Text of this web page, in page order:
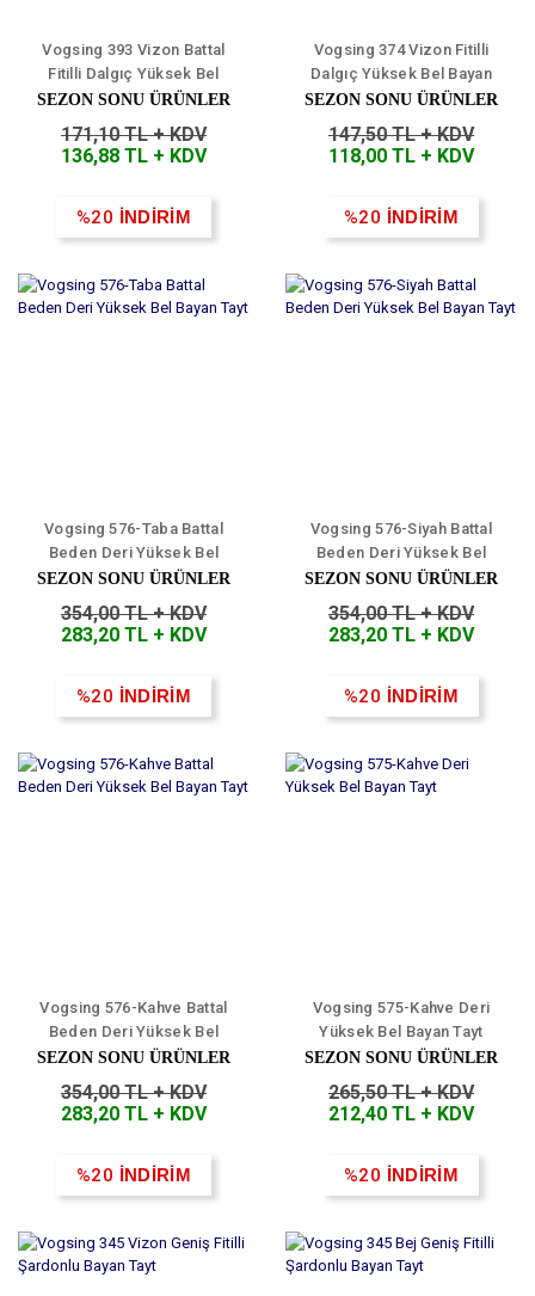
Vogsing 393 Vizon Battal
Fitilli Dalgıç Yüksek Bel
Bayan Tayt
SEZON SONU ÜRÜNLER
171,10 TL + KDV
136,88 TL + KDV
%20 İNDİRİM
Vogsing 374 Vizon Fitilli
Dalgıç Yüksek Bel Bayan
Tayt
SEZON SONU ÜRÜNLER
147,50 TL + KDV
118,00 TL + KDV
%20 İNDİRİM
Vogsing 576-Taba Battal
Beden Deri Yüksek Bel
Bayan Tayt
SEZON SONU ÜRÜNLER
354,00 TL + KDV
283,20 TL + KDV
%20 İNDİRİM
Vogsing 576-Siyah Battal
Beden Deri Yüksek Bel
Bayan Tayt
SEZON SONU ÜRÜNLER
354,00 TL + KDV
283,20 TL + KDV
%20 İNDİRİM
Vogsing 576-Kahve Battal
Beden Deri Yüksek Bel
Bayan Tayt
SEZON SONU ÜRÜNLER
354,00 TL + KDV
283,20 TL + KDV
%20 İNDİRİM
Vogsing 575-Kahve Deri
Yüksek Bel Bayan Tayt
SEZON SONU ÜRÜNLER
265,50 TL + KDV
212,40 TL + KDV
%20 İNDİRİM